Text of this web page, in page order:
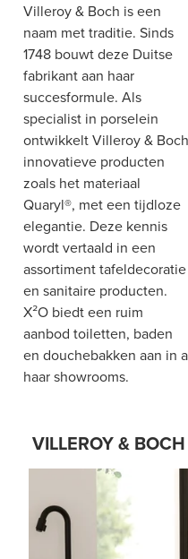
Villeroy & Boch is een
naam met traditie. Sinds
1748 bouwt deze Duitse
fabrikant aan haar
succesformule. Als
specialist in porselein
ontwikkelt Villeroy & Boch
innovatieve producten
zoals het materiaal
Quaryl®, met een tijdloze
elegantie. Deze kennis
wordt vertaald in een
assortiment tafeldecoratie
en sanitaire producten.
X²O biedt een ruim
aanbod toiletten, baden
en douchebakken aan in
haar showrooms.
VILLEROY &